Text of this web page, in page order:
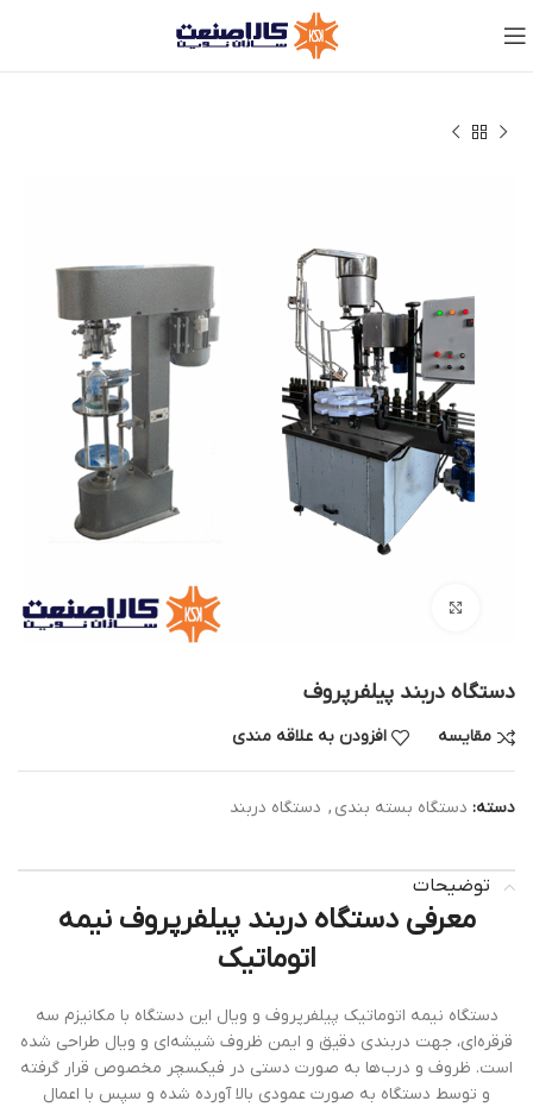
دستگاه دربند پیلفرپروف
مقایسه افزودن به علاقه مندی
دسته: دستگاه بسته بندی , دستگاه دربند
توضیحات
معرفی دستگاه دربند پیلفرپروف نیمه
اتوماتیک
دستگاه نیمه اتوماتیک پیلفرپروف و ویال این دستگاه با مکانیزم سه
قرقره‌ای، جهت دربندی دقیق و ایمن ظروف شیشه‌ای و ویال طراحی شده
است. ظروف و درب‌ها به صورت دستی در فیکسچر مخصوص قرار گرفته
و توسط دستگاه به صورت عمودی بالا آورده شده و سپس با اعمال